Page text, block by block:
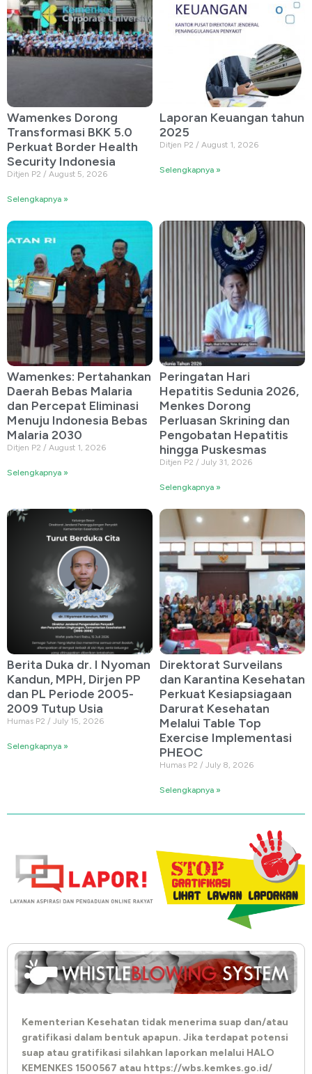
Wamenkes Dorong
Transformasi BKK 5.0
Perkuat Border Health
Security Indonesia
Ditjen P2 August 5, 2026
Selengkapnya »
Laporan Keuangan tahun
2025
Ditjen P2 August 1, 2026
Selengkapnya »
Wamenkes: Pertahankan
Daerah Bebas Malaria
dan Percepat Eliminasi
Menuju Indonesia Bebas
Malaria 2030
Ditjen P2 August 1, 2026
Selengkapnya »
Peringatan Hari
Hepatitis Sedunia 2026,
Menkes Dorong
Perluasan Skrining dan
Pengobatan Hepatitis
hingga Puskesmas
Ditjen P2 July 31, 2026
Selengkapnya »
Berita Duka dr. I Nyoman
Kandun, MPH, Dirjen PP
dan PL Periode 2005-
2009 Tutup Usia
Humas P2 July 15, 2026
Selengkapnya »
Direktorat Surveilans
dan Karantina Kesehatan
Perkuat Kesiapsiagaan
Darurat Kesehatan
Melalui Table Top
Exercise Implementasi
PHEOC
Humas P2 July 8, 2026
Selengkapnya »
Kementerian Kesehatan tidak menerima suap dan/atau
gratifikasi dalam bentuk apapun. Jika terdapat potensi
suap atau gratifikasi silahkan laporkan melalui HALO
KEMENKES 1500567 atau https://wbs.kemkes.go.id/